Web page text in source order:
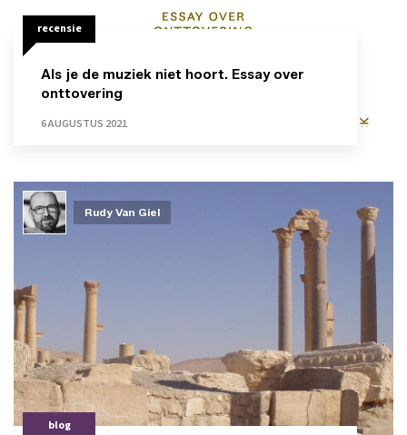
recensie
Als je de muziek niet hoort. Essay over
onttovering
6 AUGUSTUS 2021
blog
Rudy Van Giel